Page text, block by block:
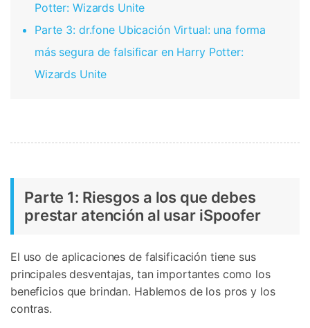
Potter: Wizards Unite
Parte 3: dr.fone Ubicación Virtual: una forma
más segura de falsificar en Harry Potter:
Wizards Unite
Parte 1: Riesgos a los que debes
prestar atención al usar iSpoofer
El uso de aplicaciones de falsificación tiene sus
principales desventajas, tan importantes como los
beneficios que brindan. Hablemos de los pros y los
contras.